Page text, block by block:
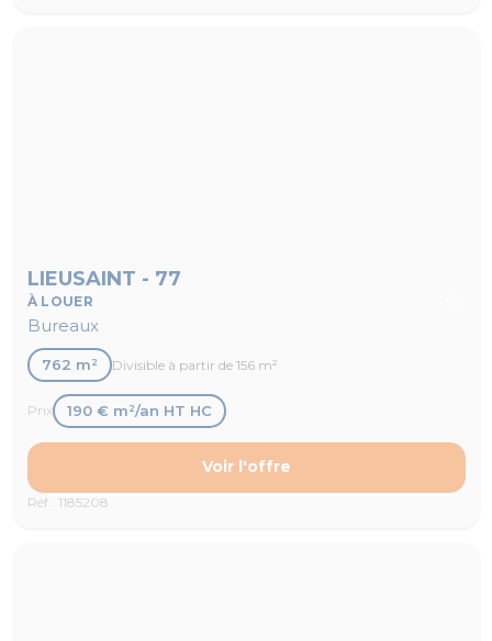
LIEUSAINT - 77
À LOUER
Bureaux
762 m² Divisible à partir de 156 m²
Prix 190 € m²/an HT HC
Réf : 1185208
Voir l'offre